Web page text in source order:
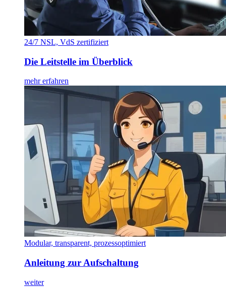
24/7 NSL, VdS zertifiziert
Die Leitstelle im Überblick
mehr erfahren
Modular, transparent, prozessoptimiert
Anleitung zur Aufschaltung
weiter